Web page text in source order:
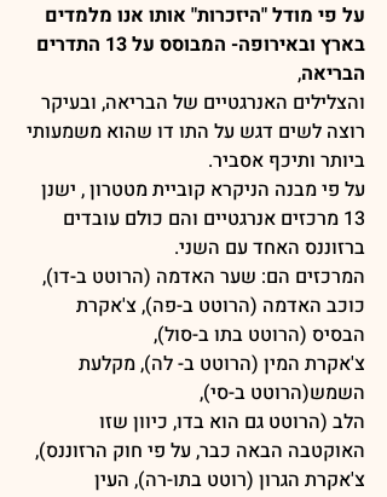
על פי מודל "היזכרות" אותו אנו מלמדים
בארץ ובאירופה- המבוסס על 13 התדרים
הבריאה,
והצלילים האנרגטיים של הבריאה, ובעיקר
רוצה לשים דגש על התו דו שהוא משמעותי
ביותר ותיכף אסביר.
על פי מבנה הניקרא קוביית מטטרון , ישנן
13 מרכזים אנרגטיים והם כולם עובדים
ברזוננס האחד עם השני.
המרכזים הם: שער האדמה (הרוטט ב-דו),
כוכב האדמה (הרוטט ב-פה), צ'אקרת
הבסיס (הרוטט בתו ב-סול),
צ'אקרת המין (הרוטט ב- לה), מקלעת
השמש(הרוטט ב-סי),
הלב (הרוטט גם הוא בדו, כיוון שזו
האוקטבה הבאה כבר, על פי חוק הרזוננס),
צ'אקרת הגרון (רוטט בתו-רה), העין